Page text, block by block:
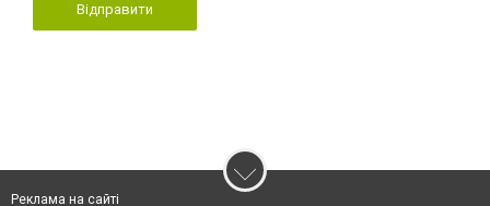
Відправити
Реклама на сайті